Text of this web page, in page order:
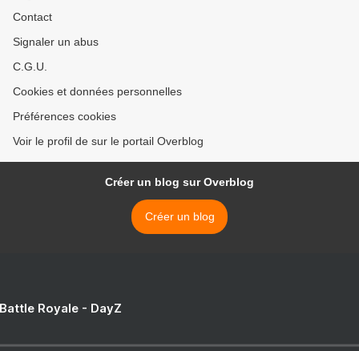
Contact
Signaler un abus
C.G.U.
Cookies et données personnelles
Préférences cookies
Voir le profil de sur le portail Overblog
Créer un blog sur Overblog
Créer un blog
Royale - DayZ